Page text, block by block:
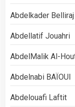
Abdelkader Belliraj
Abdellatif Jouahri
AbdelMalik Al-
Abdelnabi BAÏOUI
Abdelouafi Laftit